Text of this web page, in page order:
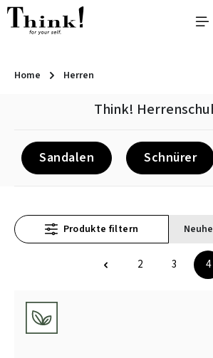
Zum Hauptinhalt springen
Home Herren
Think!
Sandalen Schnürer
Seite
2 Seite
3 4
Produkte filtern